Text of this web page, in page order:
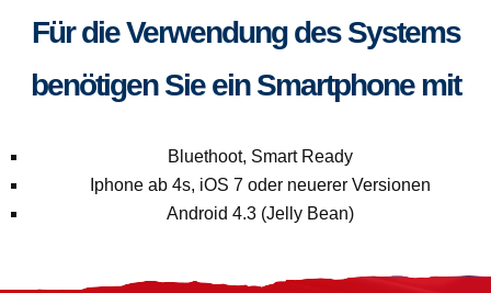
Für die Verwendung des Systems
benötigen Sie ein Smartphone mit
Bluethoot, Smart Ready
Iphone ab 4s, iOS 7 oder neuerer Versionen
Android 4.3 (Jelly Bean)